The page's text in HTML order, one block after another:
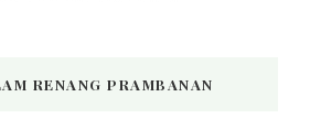
RENANG PRAMBANAN